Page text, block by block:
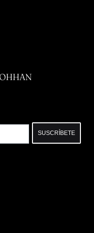
SUSCRÍBETE